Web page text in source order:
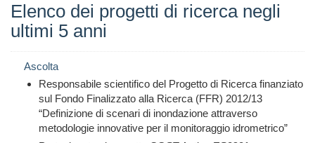
Elenco dei progetti di ricerca negli
ultimi 5 anni
Ascolta
Responsabile scientifico del Progetto di Ricerca finanziato
sul Fondo Finalizzato alla Ricerca (FFR) 2012/13
“Definizione di scenari di inondazione attraverso
metodologie innovative per il monitoraggio idrometrico”